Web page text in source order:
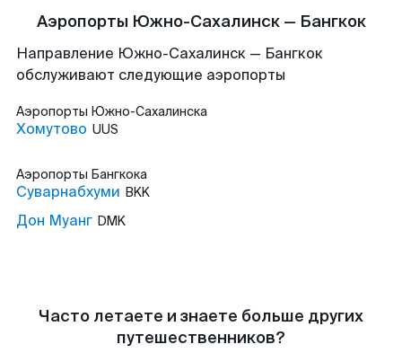
Аэропорты Южно-Сахалинск — Бангкок
Направление Южно-Сахалинск — Бангкок
обслуживают следующие аэропорты
Аэропорты Южно-Сахалинска
Хомутово UUS
Аэропорты Бангкока
Суварнабхуми BKK
Дон Муанг DMK
Часто летаете и знаете больше других
путешественников?